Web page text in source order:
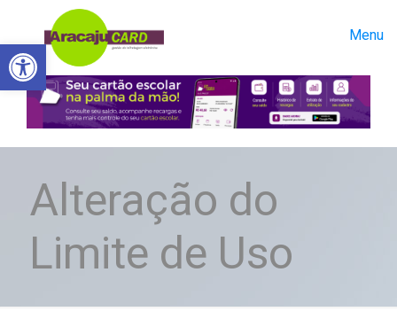
Abrir a barra de ferramentas
Menu
Alteração do
Limite de Uso